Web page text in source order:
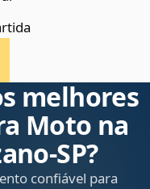
melhores
Moto na
confiável para